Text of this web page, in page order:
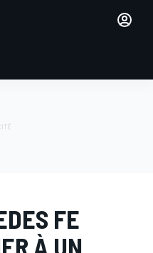
FE
À UN